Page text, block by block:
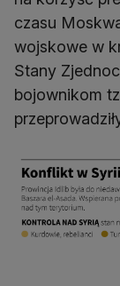
czasu
wojskowe w
Stany
bojownikom